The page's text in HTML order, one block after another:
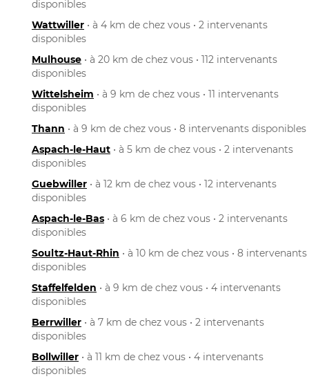
disponibles
Wattwiller • à 4 km de chez vous • 2 intervenants
disponibles
Mulhouse • à 20 km de chez vous • 112 intervenants
disponibles
Wittelsheim • à 9 km de chez vous • 11 intervenants
disponibles
Thann • à 9 km de chez vous • 8 intervenants disponibles
Aspach-le-Haut • à 5 km de chez vous • 2 intervenants
disponibles
Guebwiller • à 12 km de chez vous • 12 intervenants
disponibles
Aspach-le-Bas • à 6 km de chez vous • 2 intervenants
disponibles
Soultz-Haut-Rhin • à 10 km de chez vous • 8 intervenants
disponibles
Staffelfelden • à 9 km de chez vous • 4 intervenants
disponibles
Berrwiller • à 7 km de chez vous • 2 intervenants
disponibles
Bollwiller • à 11 km de chez vous • 4 intervenants
disponibles